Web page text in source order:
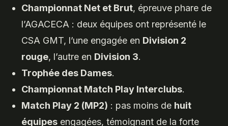
Championnat Net et Brut, épreuve phare de
l’AGACECA : deux équipes ont représenté le
CSA GMT, l’une engagée en Division 2
rouge, l’autre en Division 3.
Trophée des Dames.
Championnat Match Play Interclubs.
Match Play 2 (MP2) : pas moins de huit
équipes engagées, témoignant de la forte